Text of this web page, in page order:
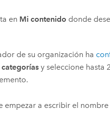
en Mi contenido donde
de su organización ha
y seleccione hasta
empezar a escribir el